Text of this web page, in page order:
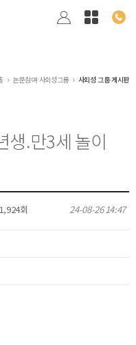
논문참여·사회성그룹 사회성 그룹 게시판
생.만3세 놀이
1,924회 24-08-26 14:47